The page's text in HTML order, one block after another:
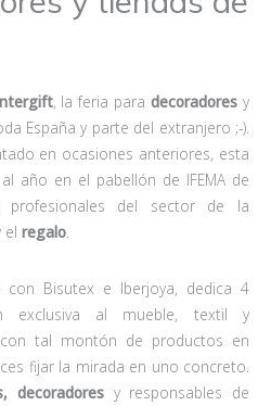
, la feria para decoradores y
España y parte del extranjero ;-).
en ocasiones anteriores, esta
año en el pabellón de IFEMA de
del sector de la
el regalo
con Bisutex e Iberjoya, dedica 4
exclusiva al mueble, textil y
tal montón de productos en
fijar la mirada en uno concreto.
decoradoresy responsables de